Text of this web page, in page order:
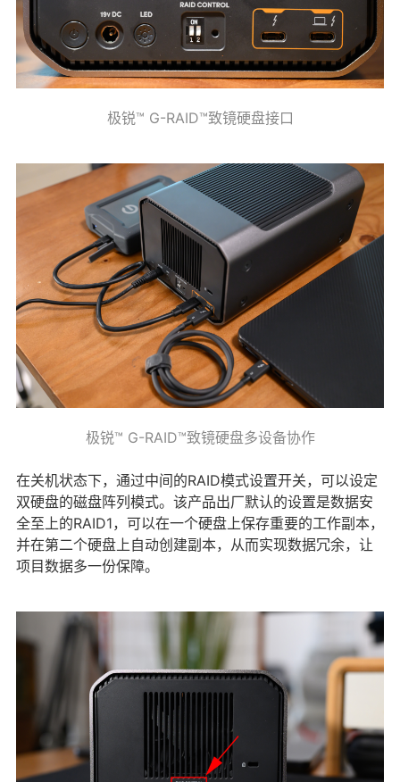
极锐™ G-RAID™致镜硬盘接口
极锐™ G-RAID™致镜硬盘多设备协作
在关机状态下，通过中间的RAID模式设置开关，可以设定
双硬盘的磁盘阵列模式。该产品出厂默认的设置是数据安
全至上的RAID1，可以在一个硬盘上保存重要的工作副本，
并在第二个硬盘上自动创建副本，从而实现数据冗余，让
项目数据多一份保障。